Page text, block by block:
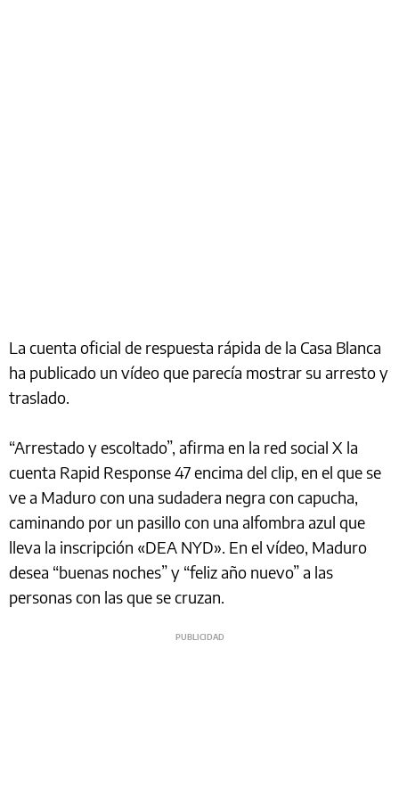
La cuenta oficial de respuesta rápida de la Casa Blanca
ha publicado un vídeo que parecía mostrar su arresto y
traslado.
“Arrestado y escoltado”, afirma en la red social X la
cuenta Rapid Response 47 encima del clip, en el que se
ve a Maduro con una sudadera negra con capucha,
caminando por un pasillo con una alfombra azul que
lleva la inscripción «DEA NYD». En el vídeo, Maduro
desea “buenas noches” y “feliz año nuevo” a las
personas con las que se cruzan.